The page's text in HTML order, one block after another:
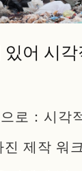
어 시
로：시각
제작 워